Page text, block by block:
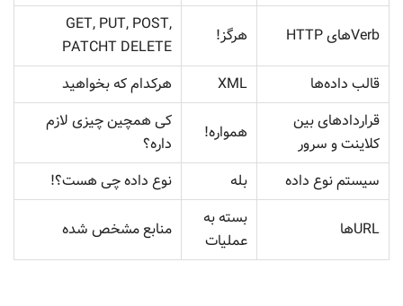
Verbهای HTTP هرگز!
GET, PUT, POST,
PATCHT DELETE
قالب داده‌ها
XML
هرکدام که بخواهید
قراردادهای بین
کلاینت و سرور
همواره!
کی همچین چیزی لازم
داره؟
سیستم نوع داده
بله نوع داده چی هست؟!
URLها
بسته به
عملیات
منابع مشخص شده